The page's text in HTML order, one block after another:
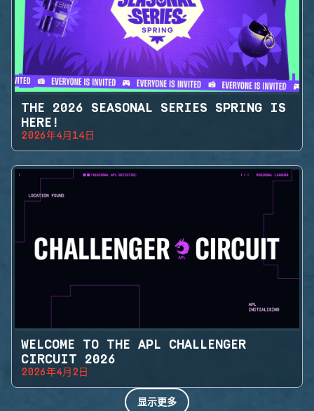
THE 2026 SEASONAL SERIES SPRING IS
HERE!
2026年4月14日
WELCOME TO THE APL CHALLENGER
CIRCUIT 2026
2026年4月2日
显示更多